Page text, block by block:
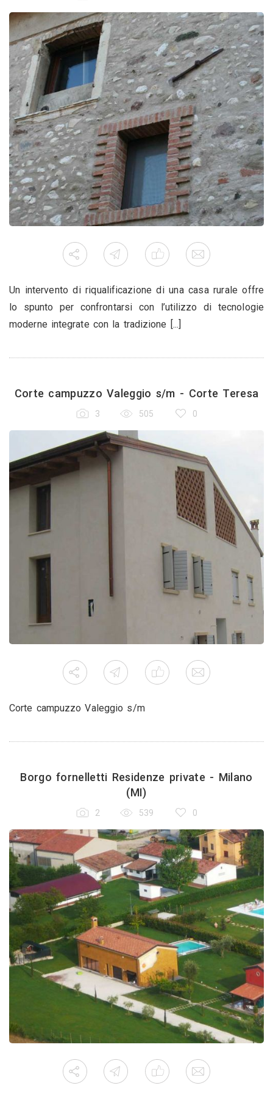
Un intervento di riqualificazione di una casa rurale offre
lo spunto per confrontarsi con l’utilizzo di tecnologie
moderne integrate con la tradizione [...]
Corte campuzzo Valeggio s/m - Corte Teresa
3 505 0
Corte campuzzo Valeggio s/m
Borgo fornelletti Residenze private - Milano
(MI)
2 539 0